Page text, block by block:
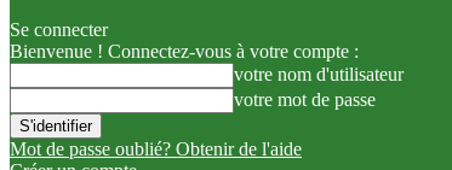
Se connecter
Bienvenue ! Connectez-vous à votre compte :
votre nom d'utilisateur
votre mot de passe
Mot de passe oublié? Obtenir de l'aide